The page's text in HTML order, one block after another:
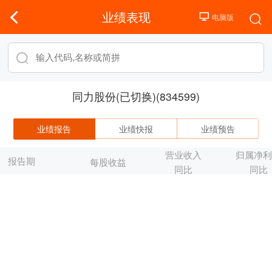
业绩表现
同力股份(已切换)(834599)
业绩报告 业绩快报 业绩预告
报告期 每股收益
营业收入
同比
归属净
同比